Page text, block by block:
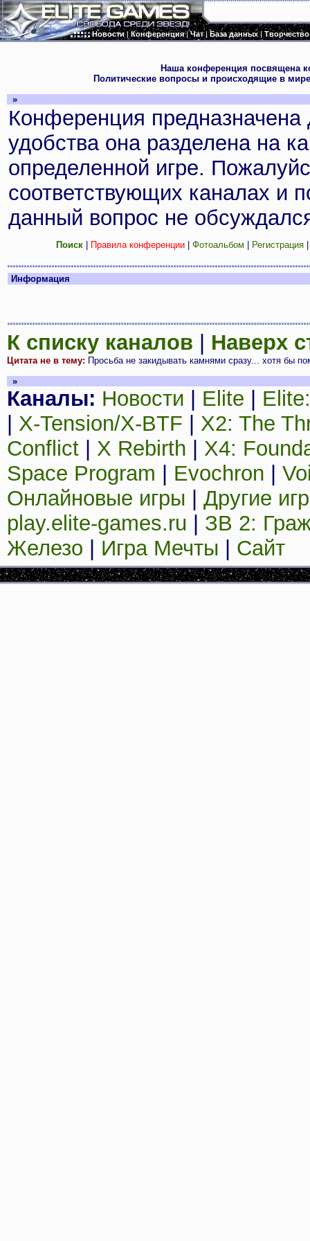
Новости|Конференция|Чат|База данных|Творчество
Наша конференция посвящена
Политические вопросы и происходящие в
»
Конференция
удобства она разделена на
определенной игре.
соответствующих каналах и
данный вопрос не
Поиск| Правила конференции| Фотоальбом Регистрация
Информация
К списку каналов Наверх
Цитата не в тему: Просьба не закидывать камнями сразу... хотя бы
»
Каналы: Новости Elite
X-Tension/X-BTF
X2: The
Conflict
X Rebirth
X4:
Space Program
Evochron
Онлайновые игры
Другие
play.elite-games.ru
ЗВ 2:
Железо
Игра Мечты Сайт